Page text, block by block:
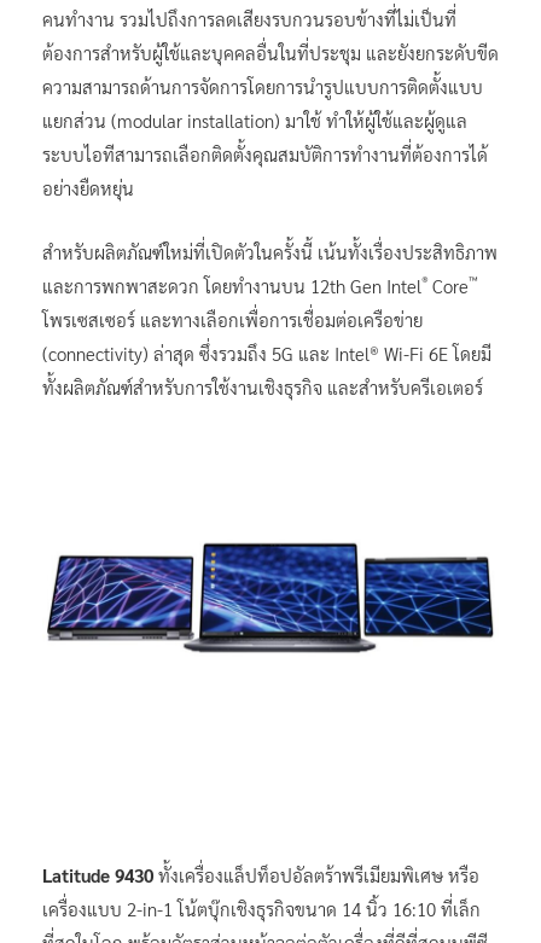
คนทำงาน รวมไปถึงการลดเสียงรบกวนรอบข้างที่ไม่เป็นที่
ต้องการสำหรับผู้ใช้และบุคคลอื่นในที่ประชุม และยังยกระดับขีด
ความสามารถด้านการจัดการโดยการนำรูปแบบการติดตั้งแบบ
แยกส่วน (modular installation) มาใช้ ทำให้ผู้ใช้และผู้ดูแล
ระบบไอทีสามารถเลือกติดตั้งคุณสมบัติการทำงานที่ต้องการได้
อย่างยืดหยุ่น
สำหรับผลิตภัณฑ์ใหม่ที่เปิดตัวในครั้งนี้ เน้นทั้งเรื่องประสิทธิภาพ
และการพกพาสะดวก โดยทำงานบน 12th Gen Intel® Core™
โพรเซสเซอร์ และทางเลือกเพื่อการเชื่อมต่อเครือข่าย
(connectivity) ล่าสุด ซึ่งรวมถึง 5G และ Intel® Wi-Fi 6E โดยมี
ทั้งผลิตภัณฑ์สำหรับการใช้งานเชิงธุรกิจ และสำหรับครีเอเตอร์
Latitude 9430 ทั้งเครื่องแล็ปท็อปอัลตร้าพรีเมียมพิเศษ หรือ
เครื่องแบบ 2-in-1 โน้ตบุ๊กเชิงธุรกิจขนาด 14 นิ้ว 16:10 ที่เล็ก